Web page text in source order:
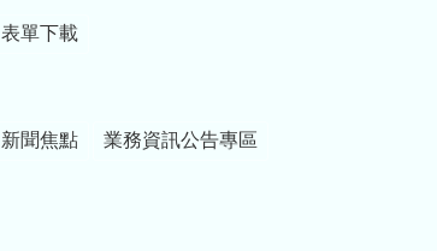
表單下載
新聞焦點 業務資訊公告專區